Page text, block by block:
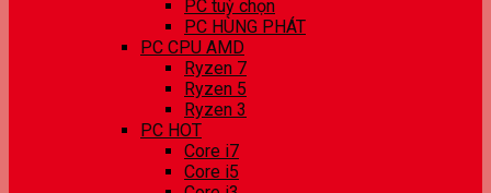
PC tuỳ chọn
PC HÙNG PHÁT
PC CPU AMD
Ryzen 7
Ryzen 5
Ryzen 3
PC HOT
Core i7
Core i5